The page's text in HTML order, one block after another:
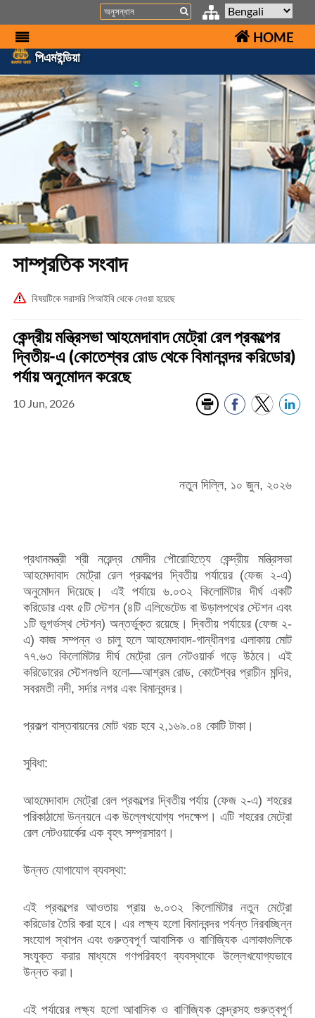
Search
HOME
পিএমইন্ডিয়া
সাম্প্রতিক সংবাদ
বিষয়টিকে সরাসরি পিআইবি থেকে নেওয়া হয়েছে
কেন্দ্রীয় মন্ত্রিসভা আহমেদাবাদ মেট্রো রেল প্রকল্পের
দ্বিতীয়-এ (কোতেশ্বর রোড থেকে বিমানবন্দর করিডোর)
পর্যায় অনুমোদন করেছে
10 Jun, 2026
নতুন দিল্লি, ১০ জুন, ২০২৬
প্রধানমন্ত্রী শ্রী নরেন্দ্র মোদীর পৌরোহিত্যে কেন্দ্রীয় মন্ত্রিসভা
আহমেদাবাদ মেট্রো রেল প্রকল্পের দ্বিতীয় পর্যায়ের (ফেজ ২-এ)
অনুমোদন দিয়েছে। এই পর্যায়ে ৬.০৩২ কিলোমিটার দীর্ঘ একটি
করিডোর এবং ৫টি স্টেশন (৪টি এলিভেটেড বা উড়ালপথের স্টেশন এবং
১টি ভূগর্ভস্থ স্টেশন) অন্তর্ভুক্ত রয়েছে। দ্বিতীয় পর্যায়ের (ফেজ ২-
এ) কাজ সম্পন্ন ও চালু হলে আহমেদাবাদ-গান্ধীনগর এলাকায় মোট
৭৭.৬৩ কিলোমিটার দীর্ঘ মেট্রো রেল নেটওয়ার্ক গড়ে উঠবে। এই
করিডোরের স্টেশনগুলি হলো—আশ্রম রোড, কোটেশ্বর প্রাচীন মন্দির,
সবরমতী নদী, সর্দার নগর এবং বিমানবন্দর।
প্রকল্প বাস্তবায়নের মোট খরচ হবে ২,১৬৯.০৪ কোটি টাকা।
সুবিধা:
আহমেদাবাদ মেট্রো রেল প্রকল্পের দ্বিতীয় পর্যায় (ফেজ ২-এ) শহরের
পরিকাঠামো উন্নয়নে এক উল্লেখযোগ্য পদক্ষেপ। এটি শহরের মেট্রো
রেল নেটওয়ার্কের এক বৃহৎ সম্প্রসারণ।
উন্নত যোগাযোগ ব্যবস্থা:
এই প্রকল্পের আওতায় প্রায় ৬.০৩২ কিলোমিটার নতুন মেট্রো
করিডোর তৈরি করা হবে। এর লক্ষ্য হলো বিমানবন্দর পর্যন্ত নিরবচ্ছিন্ন
সংযোগ স্থাপন এবং গুরুত্বপূর্ণ আবাসিক ও বাণিজ্যিক এলাকাগুলিকে
সংযুক্ত করার মাধ্যমে গণপরিবহণ ব্যবস্থাকে উল্লেখযোগ্যভাবে
উন্নত করা।
এই পর্যায়ের লক্ষ্য হলো আবাসিক ও বাণিজ্যিক কেন্দ্রসহ গুরুত্বপূর্ণ